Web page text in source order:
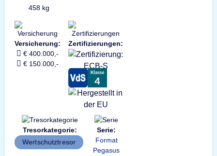
458 kg
Versicherung:
€ 400.000,-
€ 150.000,-
Zertifizierungen:
Tresorkategorie:
Wertschutztresor
Serie:
Format
Pegasus